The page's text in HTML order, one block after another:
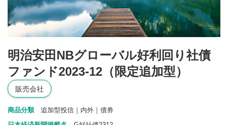
明治安田NBグローバル好利回り社債
ファンド2023-12（限定追加型）
販売会社
商品分類
追加型投信｜内外｜債券